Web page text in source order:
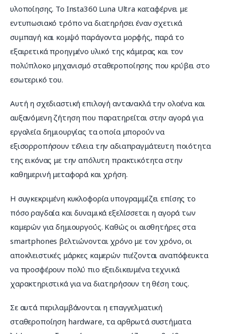
υλοποίησης. Το Insta360 Luna Ultra καταφέρνει με
εντυπωσιακό τρόπο να διατηρήσει έναν σχετικά
συμπαγή και κομψό παράγοντα μορφής, παρά το
εξαιρετικά προηγμένο υλικό της κάμερας και τον
πολύπλοκο μηχανισμό σταθεροποίησης που κρύβει στο
εσωτερικό του.
Αυτή η σχεδιαστική επιλογή αντανακλά την ολοένα και
αυξανόμενη ζήτηση που παρατηρείται στην αγορά για
εργαλεία δημιουργίας τα οποία μπορούν να
εξισορροπήσουν τέλεια την αδιαπραγμάτευτη ποιότητα
της εικόνας με την απόλυτη πρακτικότητα στην
καθημερινή μεταφορά και χρήση.
Η συγκεκριμένη κυκλοφορία υπογραμμίζει επίσης το
πόσο ραγδαία και δυναμικά εξελίσσεται η αγορά των
καμερών για δημιουργούς. Καθώς οι αισθητήρες στα
smartphones βελτιώνονται χρόνο με τον χρόνο, οι
αποκλειστικές μάρκες καμερών πιέζονται αναπόφευκτα
να προσφέρουν πολύ πιο εξειδικευμένα τεχνικά
χαρακτηριστικά για να διατηρήσουν τη θέση τους.
Σε αυτά περιλαμβάνονται η επαγγελματική
σταθεροποίηση hardware, τα αρθρωτά συστήματα